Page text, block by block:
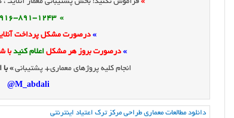
» فراموش نکنید! بخش پشتیبانی معمار
» 0916-891-1243
»درصورت مشکل پرداخت
» درصورت بروز هر مشکلاعلام کنیدبا
انجام کلیه پروژهای معماری+ پشتیبانی»
M_abdali@
دانلود مطالعات معماری طراحی مرکز ترک اعتیاد اینترنتی